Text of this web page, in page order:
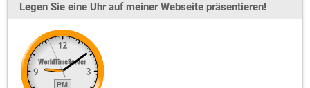
Legen Sie eine Uhr auf meiner Webseite präsentieren!